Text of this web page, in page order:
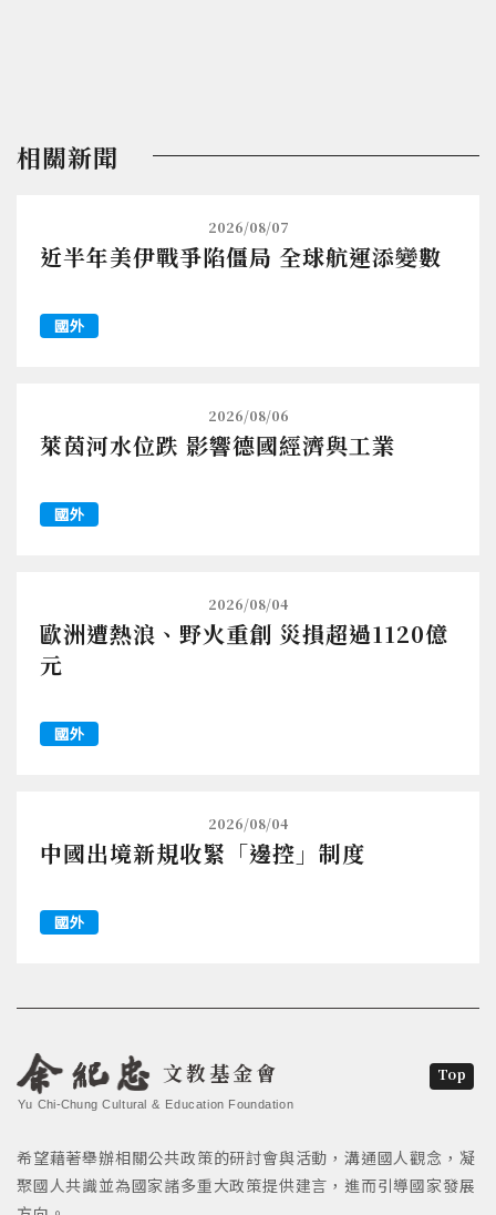
相關新聞
2026/08/07
近半年美伊戰爭陷僵局 全球航運添變數
國外
2026/08/06
萊茵河水位跌 影響德國經濟與工業
國外
2026/08/04
歐洲遭熱浪、野火重創 災損超過1120億
元
國外
2026/08/04
中國出境新規收緊「邊控」制度
國外
文教基金會
Yu Chi-Chung Cultural & Education Foundation
希望藉著舉辦相關公共政策的研討會與活動，溝通國人觀念，凝
聚國人共識並為國家諸多重大政策提供建言，進而引導國家發展
Top